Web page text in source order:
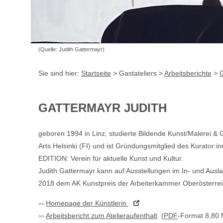
(Quelle: Judith Gattermayr)
Sie sind hier: Startseite > Gastateliers >Arbeitsberichte >
GATTERMAYR JUDITH
geboren 1994 in Linz, studierte Bildende Kunst/Malerei &
Arts Helsinki (FI) und ist Gründungsmitglied des
EDITION: Verein für aktuelle Kunst und Kultur.
Judith Gattermayr kann auf Ausstellungen im In- und
2018 dem AK Kunstpreis der Arbeiterkammer
Homepage der Künstlerin
Arbeitsbericht zum Atelieraufenthalt (PDF-Format 8,80